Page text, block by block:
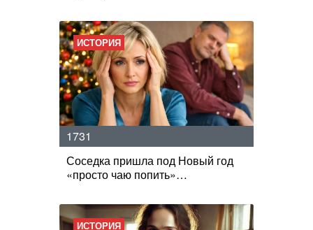
ИСТОРИЯ
1731
Соседка пришла под Новый год
«просто чаю попить»…
ИСТОРИЯ